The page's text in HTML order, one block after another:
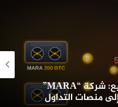
معدنو البيتكوين يعودون للبيع: شركة “MARA”